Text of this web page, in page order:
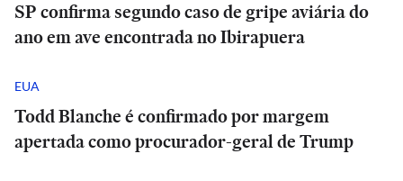
SP confirma segundo caso de gripe aviária do
ano em ave encontrada no Ibirapuera
EUA
Todd Blanche é confirmado por margem
apertada como procurador-geral de Trump